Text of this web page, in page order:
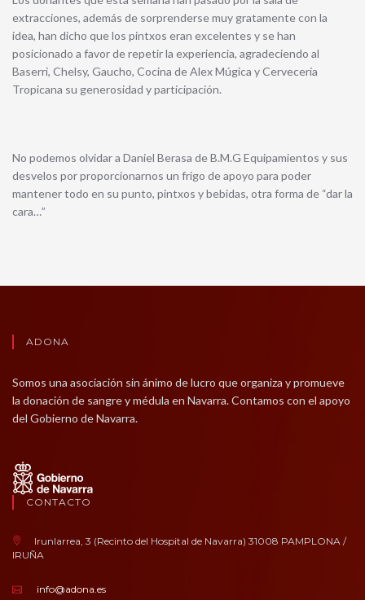
extracciones, además de sorprenderse muy gratamente con la
idea, han dicho que los pintxos eran excelentes y se han
posicionado a favor de repetir la experiencia, agradeciendo al
Baserri, Chelsy, Gaucho, Cocina de Alex Múgica y Cervecería
Tropicana su generosidad y participación.
No podemos olvidar a Daniel Berasa de B.M.G Equipamientos y sus
desvelos por proporcionarnos un frigo de apoyo para poder
mantener todo en su punto, pintxos y bebidas, otra forma de “dar la
cara…”
ADONA
Somos una asociación sin ánimo de lucro que organiza y promueve
la donación de sangre y médula en Navarra. Contamos con el apoyo
del Gobierno de Navarra.
CONTACTO
Irunlarrea, 3 (Recinto del Hospital de Navarra) 31008 PAMPLONA /
IRUÑA
info@adona.es